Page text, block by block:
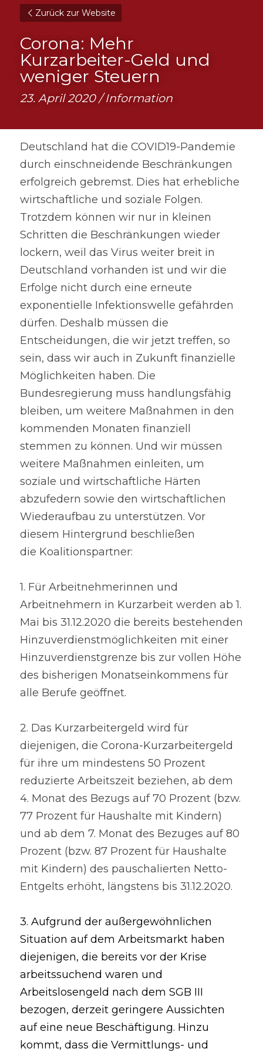
Zurück zur Website
Corona: Mehr
Kurzarbeiter-Geld und
weniger Steuern
23. April 2020 / Information
Deutschland hat die COVID19-Pandemie
durch einschneidende Beschränkungen
erfolgreich gebremst. Dies hat erhebliche
wirtschaftliche und soziale Folgen.
Trotzdem können wir nur in kleinen
Schritten die Beschränkungen wieder
lockern, weil das Virus weiter breit in
Deutschland vorhanden ist und wir die
Erfolge nicht durch eine erneute
exponentielle Infektionswelle gefährden
dürfen. Deshalb müssen die
Entscheidungen, die wir jetzt treffen, so
sein, dass wir auch in Zukunft finanzielle
Möglichkeiten haben. Die
Bundesregierung muss handlungsfähig
bleiben, um weitere Maßnahmen in den
kommenden Monaten finanziell
stemmen zu können. Und wir müssen
weitere Maßnahmen einleiten, um
soziale und wirtschaftliche Härten
abzufedern sowie den wirtschaftlichen
Wiederaufbau zu unterstützen. Vor
diesem Hintergrund beschließen
die Koalitionspartner:
1. Für Arbeitnehmerinnen und
Arbeitnehmern in Kurzarbeit werden ab 1.
Mai bis 31.12.2020 die bereits bestehenden
Hinzuverdienstmöglichkeiten mit einer
Hinzuverdienstgrenze bis zur vollen Höhe
des bisherigen Monatseinkommens für
alle Berufe geöffnet.
2. Das Kurzarbeitergeld wird für
diejenigen, die Corona-Kurzarbeitergeld
für ihre um mindestens 50 Prozent
reduzierte Arbeitszeit beziehen, ab dem
4. Monat des Bezugs auf 70 Prozent (bzw.
77 Prozent für Haushalte mit Kindern)
und ab dem 7. Monat des Bezuges auf 80
Prozent (bzw. 87 Prozent für Haushalte
mit Kindern) des pauschalierten Netto-
Entgelts erhöht, längstens bis 31.12.2020.
3. Aufgrund der außergewöhnlichen
Situation auf dem Arbeitsmarkt haben
diejenigen, die bereits vor der Krise
arbeitssuchend waren und
Arbeitslosengeld nach dem SGB III
bezogen, derzeit geringere Aussichten
auf eine neue Beschäftigung. Hinzu
kommt, dass die Vermittlungs- und